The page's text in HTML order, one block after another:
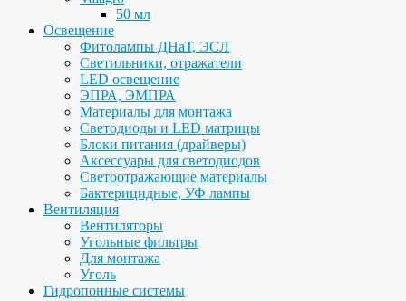
50 мл
Освещение
Фитолампы ДНаТ, ЭСЛ
Светильники, отражатели
LED освещение
ЭПРА, ЭМПРА
Материалы для монтажа
Светодиоды и LED матрицы
Блоки питания (драйверы)
Аксессуары для светодиодов
Светоотражающие материалы
Бактерицидные, УФ лампы
Вентиляция
Вентиляторы
Угольные фильтры
Для монтажа
Уголь
Гидропонные системы